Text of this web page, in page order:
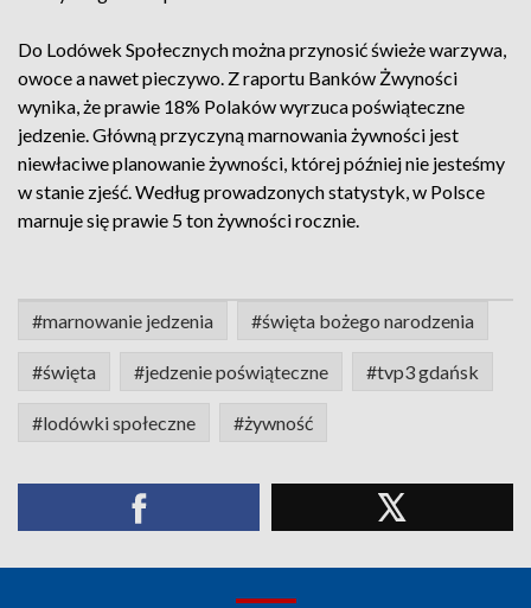
Do Lodówek Społecznych można przynosić świeże warzywa,
owoce a nawet pieczywo. Z raportu Banków Żwyności
wynika, że prawie 18% Polaków wyrzuca poświąteczne
jedzenie. Główną przyczyną marnowania żywności jest
niewłaciwe planowanie żywności, której później nie jesteśmy
w stanie zjeść. Według prowadzonych statystyk, w Polsce
marnuje się prawie 5 ton żywności rocznie.
#marnowanie jedzenia #święta bożego narodzenia
#święta #jedzenie poświąteczne #tvp3 gdańsk
#lodówki społeczne #żywność